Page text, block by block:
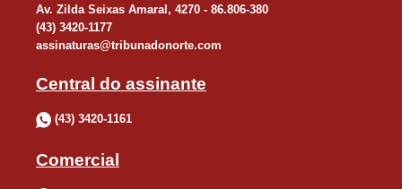
susto”, complementou, afirmando que a influenciadora foi “um
anjo” que o salvou.
Dona Maria, que soube do quase atropelamento apenas algumas
horas depois, relembrou o pânico ao receber a notícia. “Eu fiquei
Av. Zilda Seixas Amaral, 4270 - 86.806-380
(43) 3420-1177
assinaturas@tribunadonorte.com
Central do assinante
(43) 3420-1161
Comercial